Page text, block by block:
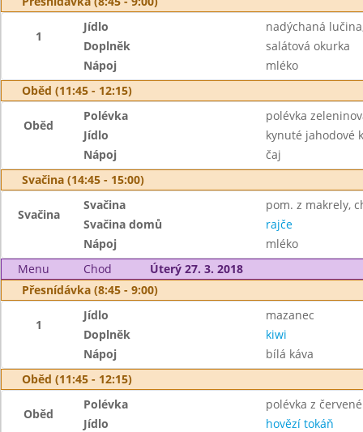
1
Jídlo
nadýchaná
Doplněk
salátová okurka
Nápoj
mléko
Oběd (11:45 - 12:15)
Oběd
Polévka
polévka
Jídlo
kynuté jahodové
Nápoj
čaj
Svačina (14:45 - 15:00)
Svačina
Svačina
pom. z makrely,
Svačina domů
rajče
Nápoj
mléko
Menu
Chod
Úterý 27. 3. 2018
Přesnídávka (8:45 - 9:00)
1
Jídlo
mazanec
Doplněk
kiwi
Nápoj
bílá káva
Oběd (11:45 - 12:15)
Oběd
Polévka
polévka z
Jídlo
hovězí tokáň